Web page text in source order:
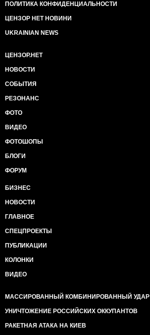
ПОЛИТИКА КОНФИДЕНЦИАЛЬНОСТИ
ЦЕНЗОР НЕТ НОВИНИ
UKRAINIAN NEWS
ЦЕНЗОР.НЕТ
НОВОСТИ
СОБЫТИЯ
РЕЗОНАНС
ФОТО
ВИДЕО
ФОТОШОПЫ
БЛОГИ
ФОРУМ
БИЗНЕС
НОВОСТИ
ГЛАВНОЕ
СПЕЦПРОЕКТЫ
ПУБЛИКАЦИИ
КОЛОНКИ
ВИДЕО
МАССИРОВАННЫЙ КОМБИНИРОВАННЫЙ УДАР
УНИЧТОЖЕНИЕ РОССИЙСКИХ ОККУПАНТОВ
РАКЕТНАЯ АТАКА НА КИЕВ